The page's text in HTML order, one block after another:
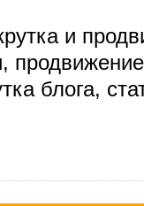
и
, продвижение
блога,